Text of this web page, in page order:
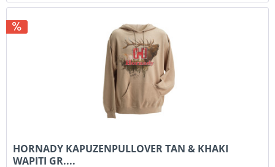
HORNADY KAPUZENPULLOVER TAN & KHAKI
WAPITI GR....